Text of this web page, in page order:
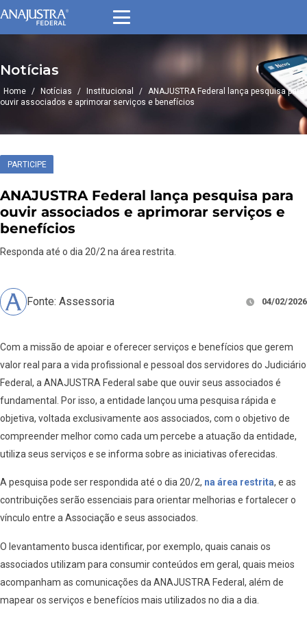
Notícias
Home / Notícias / Institucional / ANAJUSTRA Federal lança pesquisa para
ouvir associados e aprimorar serviços e benefícios
PARTICIPE
ANAJUSTRA Federal lança pesquisa para
ouvir associados e aprimorar serviços e
benefícios
Responda até o dia 20/2 na área restrita.
Fonte: Assessoria 04/02/2026
Com a missão de apoiar e oferecer serviços e benefícios que gerem
valor real para a vida profissional e pessoal dos servidores do Judiciário
Federal, a ANAJUSTRA Federal sabe que ouvir seus associados é
fundamental. Por isso, a entidade lançou uma pesquisa rápida e
objetiva, voltada exclusivamente aos associados, com o objetivo de
compreender melhor como cada um percebe a atuação da entidade,
utiliza seus serviços e se informa sobre as iniciativas oferecidas.
A pesquisa pode ser respondida até o dia 20/2, na área restrita, e as
contribuições serão essenciais para orientar melhorias e fortalecer o
vínculo entre a Associação e seus associados.
O levantamento busca identificar, por exemplo, quais canais os
associados utilizam para consumir conteúdos em geral, quais meios
acompanham as comunicações da ANAJUSTRA Federal, além de
mapear os serviços e benefícios mais utilizados no dia a dia.